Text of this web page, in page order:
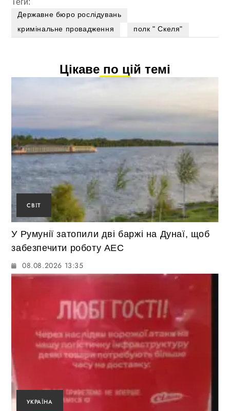
Державне бюро рослідувань
кримінальне провадження
полк " Скеля"
Цікаве по цій темі
СВІТ
У Румунії затопили дві баржі на Дунаї, щоб
забезпечити роботу АЕС
08.08.2026 13:35
УКРАЇНА